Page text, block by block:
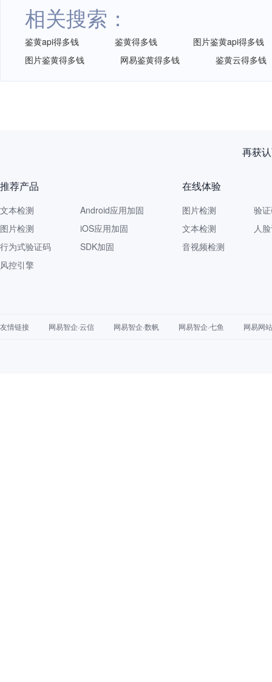
相关搜索：
鉴黄api得多钱 鉴黄得多钱
图片鉴黄api得多钱
图片鉴黄得多钱
网易鉴黄得多钱 鉴黄云得多钱
再获
推荐产品
文本检测
图片检测
行为式验证码
风控引擎
Android应用加固
iOS应用加固
SDK加固
在线体验
图片检测
文本检测
音视频检测
验
人
友情链接 网易智企·云信 网易智企·数帆 网易智企·七鱼 网易网